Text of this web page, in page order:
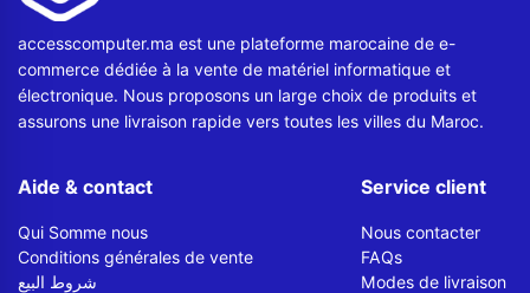
accesscomputer.ma est une plateforme marocaine de e-
commerce dédiée à la vente de matériel informatique et
électronique. Nous proposons un large choix de produits et
assurons une livraison rapide vers toutes les villes du Maroc.
Aide & contact
Qui Somme nous
Conditions générales de vente
شروط البيع
Service client
Nous contacter
FAQs
Modes de livraison